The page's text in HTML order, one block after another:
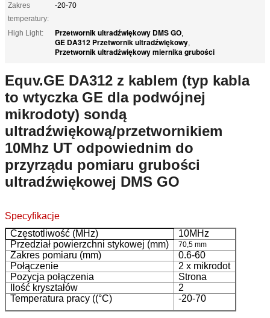
Zakres
temperatury:
-20-70
High Light: Przetwornik ultradźwiękowy DMS GO,
GE DA312 Przetwornik ultradźwiękowy,
Przetwornik ultradźwiękowy miernika grubości
Equv.GE DA312 z kablem (typ kabla
to wtyczka GE dla podwójnej
mikrodoty) sondą
ultradźwiękową/przetwornikiem
10Mhz UT odpowiednim do
przyrządu pomiaru grubości
ultradźwiękowej DMS GO
Specyfikacje
Częstotliwość (MHz)
10MHz
Przedział powierzchni stykowej (mm)
70,5 mm
Zakres pomiaru (mm)
0.6-60
Połączenie
2 x mikrodot
Pozycja połączenia
Strona
Ilość kryształów
2
Temperatura pracy ((°C)
-20-70